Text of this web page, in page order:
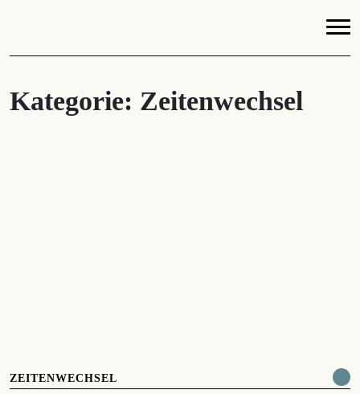
Kategorie: Zeitenwechsel
ZEITENWECHSEL